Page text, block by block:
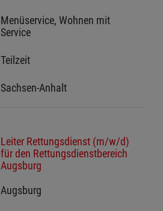
Menüservice, Wohnen mit
Service
Teilzeit
Sachsen-Anhalt
Leiter Rettungsdienst (m/w/d)
für den Rettungsdienstbereich
Augsburg
Augsburg